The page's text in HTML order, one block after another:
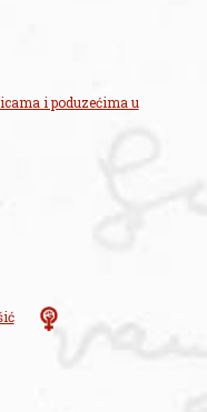
i poduzećima u